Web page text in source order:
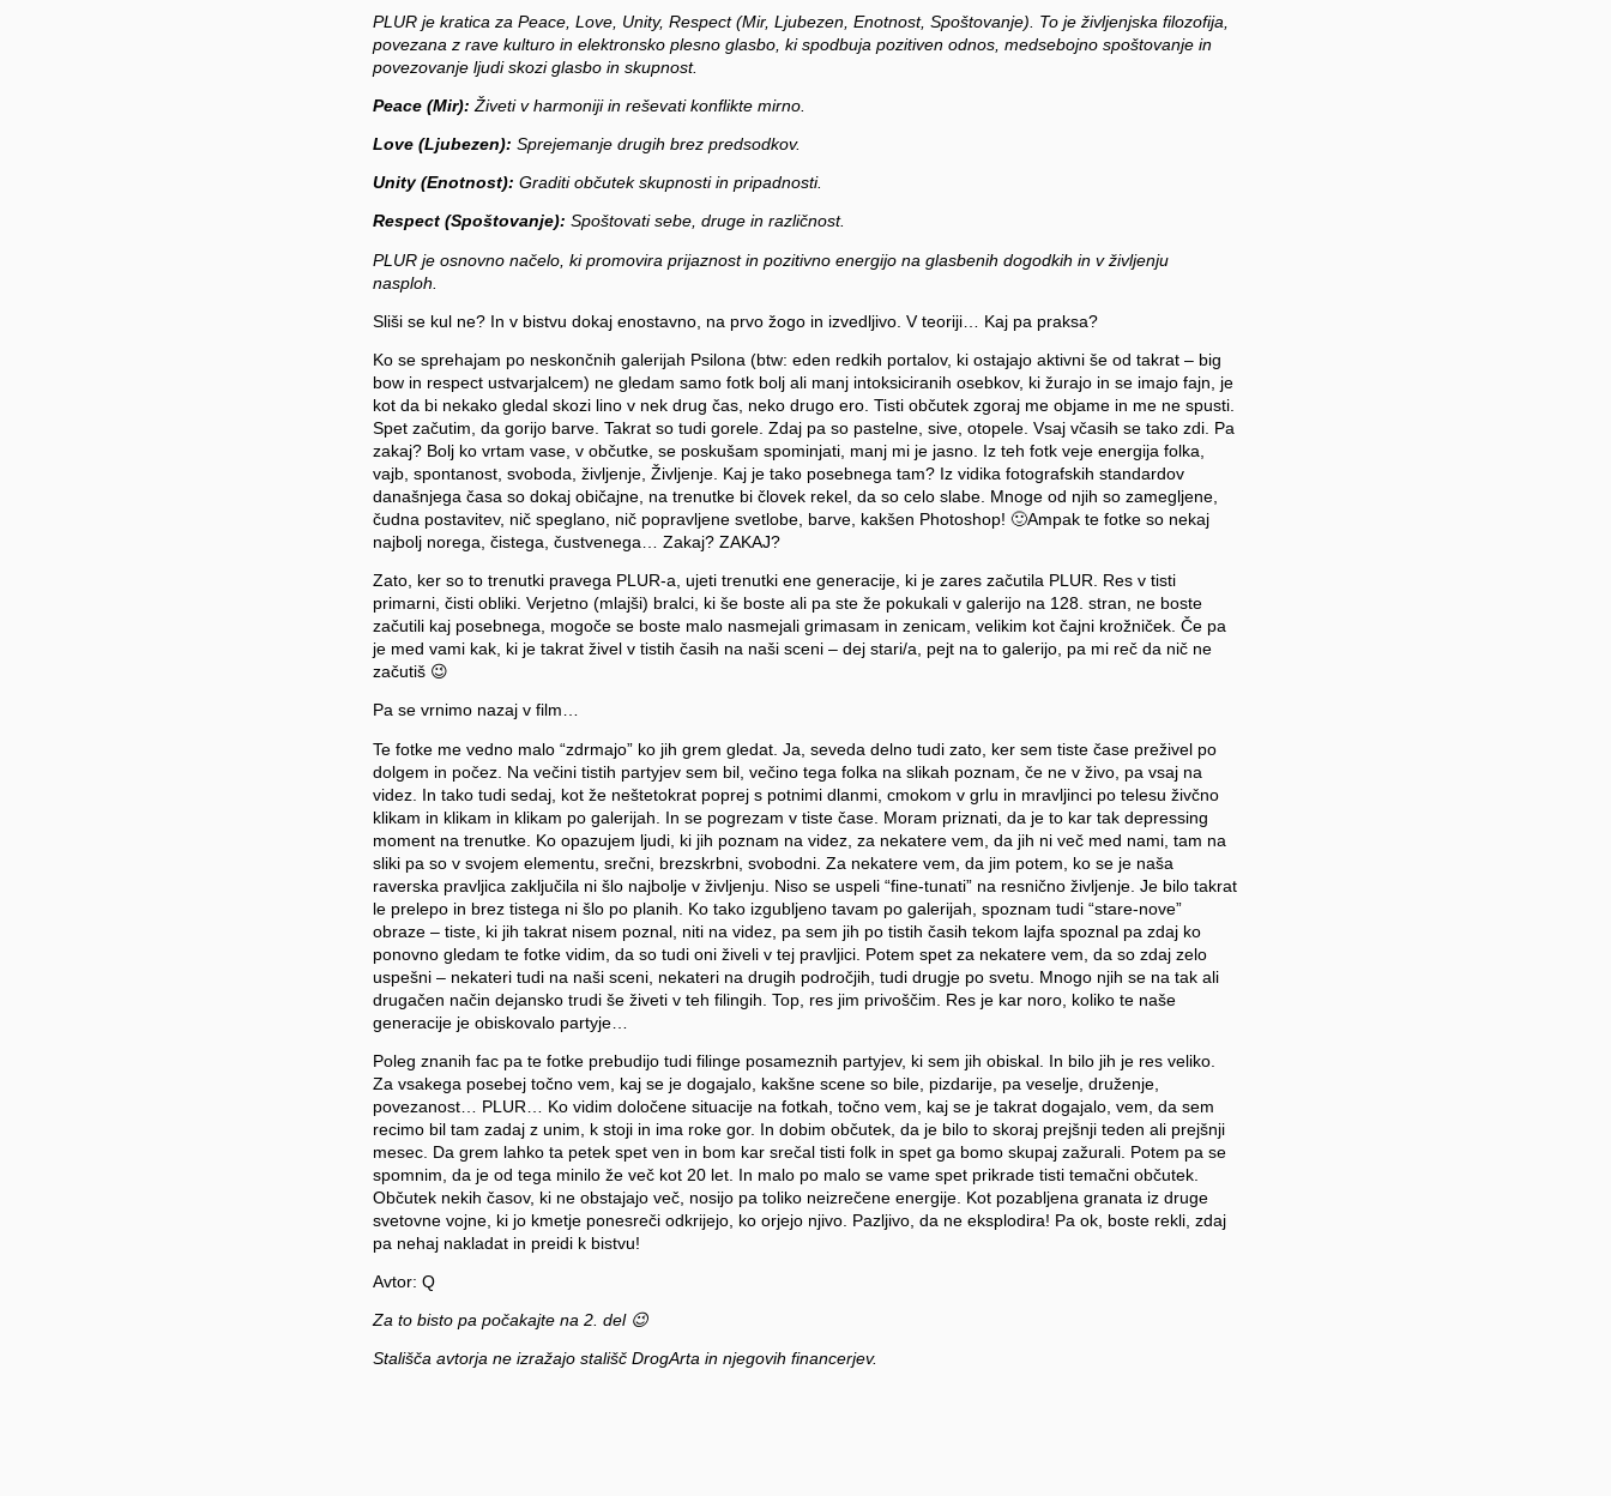
PLUR je kratica za Peace, Love, Unity, Respect (Mir, Ljubezen, Enotnost, Spoštovanje). To je življenjska filozofija,
povezana z rave kulturo in elektronsko plesno glasbo, ki spodbuja pozitiven odnos, medsebojno spoštovanje in
povezovanje ljudi skozi glasbo in skupnost.
Peace (Mir): Živeti v harmoniji in reševati konflikte mirno.
Love (Ljubezen): Sprejemanje drugih brez predsodkov.
Unity (Enotnost): Graditi občutek skupnosti in pripadnosti.
Respect (Spoštovanje): Spoštovati sebe, druge in različnost.
PLUR je osnovno načelo, ki promovira prijaznost in pozitivno energijo na glasbenih dogodkih in v življenju
nasploh.
Sliši se kul ne? In v bistvu dokaj enostavno, na prvo žogo in izvedljivo. V teoriji… Kaj pa praksa?
Ko se sprehajam po neskončnih galerijah Psilona (btw: eden redkih portalov, ki ostajajo aktivni še od takrat – big
bow in respect ustvarjalcem) ne gledam samo fotk bolj ali manj intoksiciranih osebkov, ki žurajo in se imajo fajn, je
kot da bi nekako gledal skozi lino v nek drug čas, neko drugo ero. Tisti občutek zgoraj me objame in me ne spusti.
Spet začutim, da gorijo barve. Takrat so tudi gorele. Zdaj pa so pastelne, sive, otopele. Vsaj včasih se tako zdi. Pa
zakaj? Bolj ko vrtam vase, v občutke, se poskušam spominjati, manj mi je jasno. Iz teh fotk veje energija folka,
vajb, spontanost, svoboda, življenje, Življenje. Kaj je tako posebnega tam? Iz vidika fotografskih standardov
današnjega časa so dokaj običajne, na trenutke bi človek rekel, da so celo slabe. Mnoge od njih so zamegljene,
čudna postavitev, nič speglano, nič popravljene svetlobe, barve, kakšen Photoshop! 🙂Ampak te fotke so nekaj
najbolj norega, čistega, čustvenega… Zakaj? ZAKAJ?
Zato, ker so to trenutki pravega PLUR-a, ujeti trenutki ene generacije, ki je zares začutila PLUR. Res v tisti
primarni, čisti obliki. Verjetno (mlajši) bralci, ki še boste ali pa ste že pokukali v galerijo na 128. stran, ne boste
začutili kaj posebnega, mogoče se boste malo nasmejali grimasam in zenicam, velikim kot čajni krožniček. Če pa
je med vami kak, ki je takrat živel v tistih časih na naši sceni – dej stari/a, pejt na to galerijo, pa mi reč da nič ne
začutiš 😉
Pa se vrnimo nazaj v film…
Te fotke me vedno malo “zdrmajo” ko jih grem gledat. Ja, seveda delno tudi zato, ker sem tiste čase preživel po
dolgem in počez. Na večini tistih partyjev sem bil, večino tega folka na slikah poznam, če ne v živo, pa vsaj na
videz. In tako tudi sedaj, kot že neštetokrat poprej s potnimi dlanmi, cmokom v grlu in mravljinci po telesu živčno
klikam in klikam in klikam po galerijah. In se pogrezam v tiste čase. Moram priznati, da je to kar tak depressing
moment na trenutke. Ko opazujem ljudi, ki jih poznam na videz, za nekatere vem, da jih ni več med nami, tam na
sliki pa so v svojem elementu, srečni, brezskrbni, svobodni. Za nekatere vem, da jim potem, ko se je naša
raverska pravljica zaključila ni šlo najbolje v življenju. Niso se uspeli “fine-tunati” na resnično življenje. Je bilo takrat
le prelepo in brez tistega ni šlo po planih. Ko tako izgubljeno tavam po galerijah, spoznam tudi “stare-nove”
obraze – tiste, ki jih takrat nisem poznal, niti na videz, pa sem jih po tistih časih tekom lajfa spoznal pa zdaj ko
ponovno gledam te fotke vidim, da so tudi oni živeli v tej pravljici. Potem spet za nekatere vem, da so zdaj zelo
uspešni – nekateri tudi na naši sceni, nekateri na drugih področjih, tudi drugje po svetu. Mnogo njih se na tak ali
drugačen način dejansko trudi še živeti v teh filingih. Top, res jim privoščim. Res je kar noro, koliko te naše
generacije je obiskovalo partyje…
Poleg znanih fac pa te fotke prebudijo tudi filinge posameznih partyjev, ki sem jih obiskal. In bilo jih je res veliko.
Za vsakega posebej točno vem, kaj se je dogajalo, kakšne scene so bile, pizdarije, pa veselje, druženje,
povezanost… PLUR… Ko vidim določene situacije na fotkah, točno vem, kaj se je takrat dogajalo, vem, da sem
recimo bil tam zadaj z unim, k stoji in ima roke gor. In dobim občutek, da je bilo to skoraj prejšnji teden ali prejšnji
mesec. Da grem lahko ta petek spet ven in bom kar srečal tisti folk in spet ga bomo skupaj zažurali. Potem pa se
spomnim, da je od tega minilo že več kot 20 let. In malo po malo se vame spet prikrade tisti temačni občutek.
Občutek nekih časov, ki ne obstajajo več, nosijo pa toliko neizrečene energije. Kot pozabljena granata iz druge
svetovne vojne, ki jo kmetje ponesreči odkrijejo, ko orjejo njivo. Pazljivo, da ne eksplodira! Pa ok, boste rekli, zdaj
pa nehaj nakladat in preidi k bistvu!
Avtor: Q
Za to bisto pa počakajte na 2. del 😉
Stališča avtorja ne izražajo stališč DrogArta in njegovih financerjev.